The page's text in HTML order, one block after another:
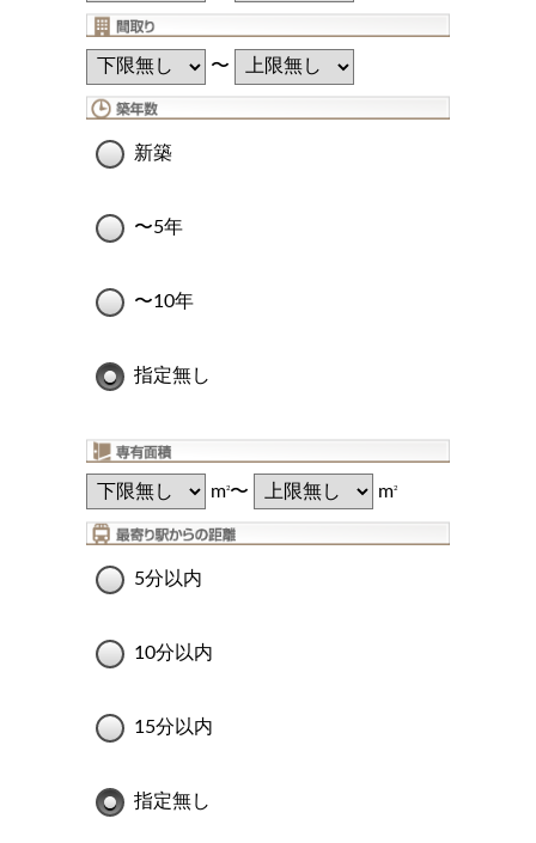
〜
新築
〜5年
〜10年
指定無し
m2〜 m2
5分以内
10分以内
15分以内
指定無し